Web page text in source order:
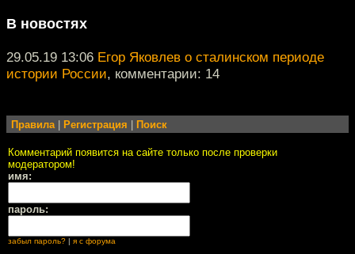
В новостях
29.05.19 13:06 Егор Яковлев о сталинском периоде
истории России, комментарии: 14
Правила| Регистрация Поиск
Комментарий появится на сайте только после проверки
модератором!
имя:
пароль:
забыл пароль? я с форума